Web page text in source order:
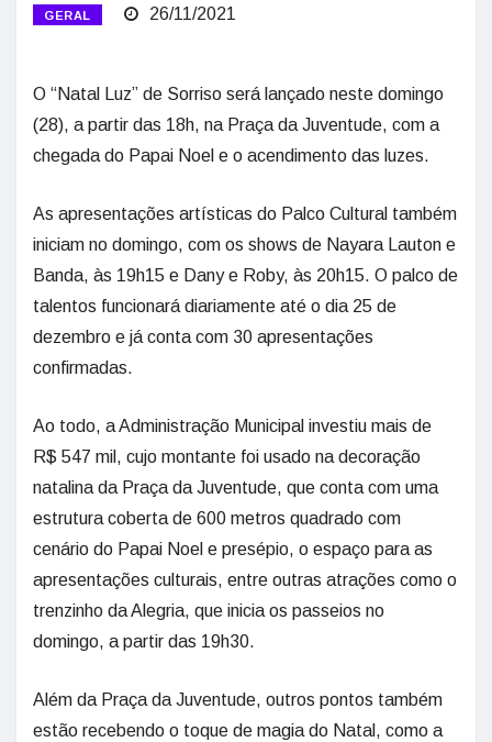
GERAL 26/11/2021
O “Natal Luz” de Sorriso será lançado neste domingo
(28), a partir das 18h, na Praça da Juventude, com a
chegada do Papai Noel e o acendimento das luzes.
As apresentações artísticas do Palco Cultural também
iniciam no domingo, com os shows de Nayara Lauton e
Banda, às 19h15 e Dany e Roby, às 20h15. O palco de
talentos funcionará diariamente até o dia 25 de
dezembro e já conta com 30 apresentações
confirmadas.
Ao todo, a Administração Municipal investiu mais de
R$ 547 mil, cujo montante foi usado na decoração
natalina da Praça da Juventude, que conta com uma
estrutura coberta de 600 metros quadrado com
cenário do Papai Noel e presépio, o espaço para as
apresentações culturais, entre outras atrações como o
trenzinho da Alegria, que inicia os passeios no
domingo, a partir das 19h30.
Além da Praça da Juventude, outros pontos também
estão recebendo o toque de magia do Natal, como a